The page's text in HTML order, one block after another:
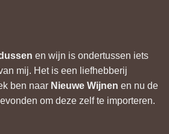
en wijn is ondertussen iets
mij. Het is een liefhebberij
ben naar Nieuwe Wijnen en nu de
om deze zelf te importeren.